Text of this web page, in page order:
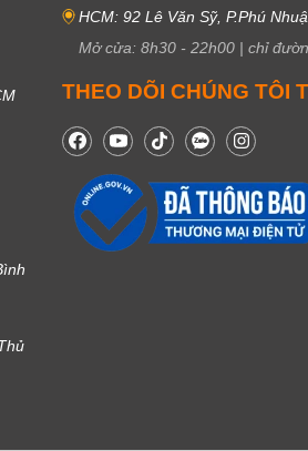
HCM: 92 Lê Văn Sỹ, P.Phú
Mở cửa: 8h30 - 22h00 | chỉ
THEO DÕI CHÚNG TÔI